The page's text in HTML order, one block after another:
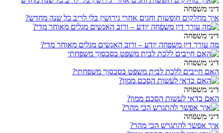
דיני משפחה
איך מחלקים חופשות וחגים אחרי גירושין בלי לריב כל שנה מחדש?
דיני משפחה
מה עורך דין משפחה יודע – ורוב האנשים מגלים מאוחר מדי?
דיני משפחה
האם חייבים ללכת לבית משפט בסכסוך משפחתי?
דיני משפחה
האם כדאי לעשות הסכם ממון?
דיני משפחה
איך אפשר להתגרש הכי מהר?